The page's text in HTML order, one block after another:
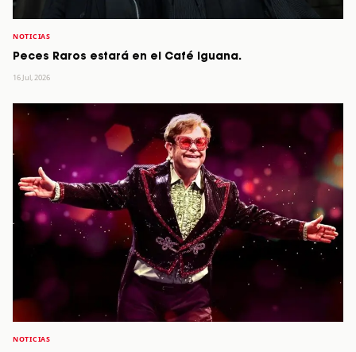
NOTICIAS
Peces Raros estará en el Café Iguana.
16 Jul, 2026
NOTICIAS